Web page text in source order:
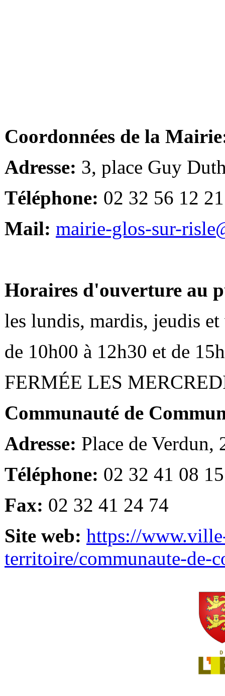
Coordonnées de la
Adresse: 3, place Guy
Téléphone: 02 32 56 12 21
Mail: mairie-glos-sur-
Horaires d'ouverture au
les lundis, mardis, jeudis et
de 10h00 à 12h30 et de
FERMÉE LES
Communauté de
Adresse: Place de Verdun,
Téléphone: 02 32 41 08 15
Fax: 02 32 41 24 74
Site web: https://
territoire/communaute-de-